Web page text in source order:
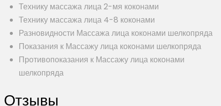
Технику массажа лица 2-мя коконами
Технику массажа лица 4-8 коконами
Разновидности Массажа лица коконами шелкопряда
Показания к Массажу лица коконами шелкопряда
Противопоказания к Массажу лица коконами
шелкопряда
Отзывы